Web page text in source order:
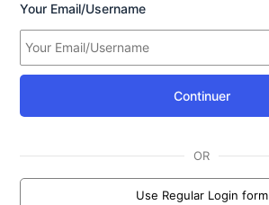
Your Email/Username
Continuer
OR
Use Regular Login form